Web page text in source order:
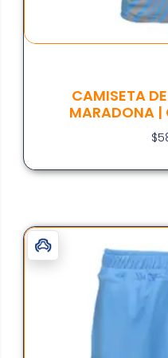
CAMISETA
MARADONA |
$